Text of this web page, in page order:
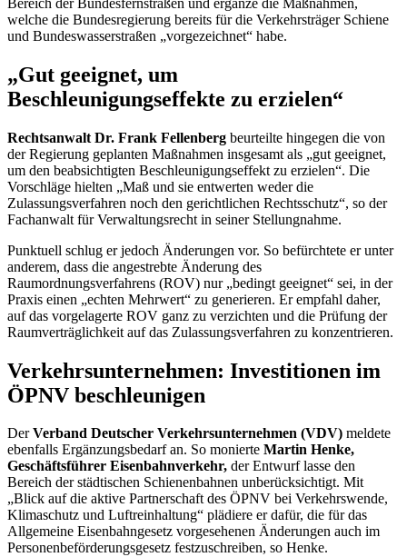
welche die Bundesregierung bereits für die Verkehrsträger Schiene
und Bundeswasserstraßen „vorgezeichnet“ habe.
„Gut geeignet, um
Beschleunigungseffekte zu erzielen“
Rechtsanwalt Dr. Frank Fellenberg beurteilte hingegen die von
der Regierung geplanten Maßnahmen insgesamt als „gut geeignet,
um den beabsichtigten Beschleunigungseffekt zu erzielen“. Die
Vorschläge hielten „Maß und sie entwerten weder die
Zulassungsverfahren noch den gerichtlichen Rechtsschutz“, so der
Fachanwalt für Verwaltungsrecht in seiner Stellungnahme.
Punktuell schlug er jedoch Änderungen vor. So befürchtete er unter
anderem, dass die angestrebte Änderung des
Raumordnungsverfahrens (ROV) nur „bedingt geeignet“ sei, in der
Praxis einen „echten Mehrwert“ zu generieren. Er empfahl daher,
auf das vorgelagerte ROV ganz zu verzichten und die Prüfung der
Raumverträglichkeit auf das Zulassungsverfahren zu konzentrieren.
Verkehrsunternehmen: Investitionen im
ÖPNV beschleunigen
DerVerband Deutscher Verkehrsunternehmen (VDV) meldete
ebenfalls Ergänzungsbedarf an. So monierte Martin Henke,
Geschäftsführer Eisenbahnverkehr, der Entwurf lasse den
Bereich der städtischen Schienenbahnen unberücksichtigt. Mit
„Blick auf die aktive Partnerschaft des ÖPNV bei Verkehrswende,
Klimaschutz und Luftreinhaltung“ plädiere er dafür, die für das
Allgemeine Eisenbahngesetz vorgesehenen Änderungen auch im
Personenbeförderungsgesetz festzuschreiben, so Henke.